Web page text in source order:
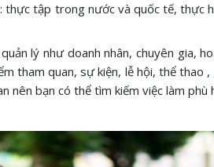
tập trong nước và quốc tế, thực
lý như doanh nhân, chuyên gia,
tham quan, sự kiện, lễ hội, thể
nên bạn có thể tìm kiếm việc làm phù